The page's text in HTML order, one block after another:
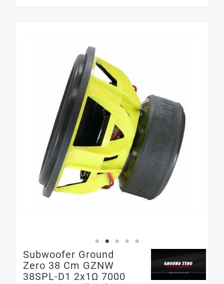
Subwoofer Ground
Zero 38 Cm GZNW
38SPL-D1 2x1Ω 7000